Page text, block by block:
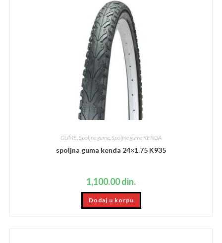
GUME, Spoljne gume, Spoljne gume KENDA
spoljna guma kenda 24×1.75 K935
1,100.00din.
Dodaj u korpu